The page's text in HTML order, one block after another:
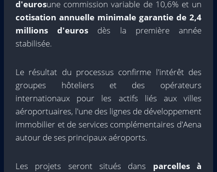
d'eurosune commission variable de 10,6% et un
cotisation annuelle minimale garantie de 2,4
millions d'euros dès la première année
stabilisée.
Le résultat du processus confirme l'intérêt des
groupes hôteliers et des opérateurs
internationaux pour les actifs liés aux villes
aéroportuaires, l'une des lignes de développement
immobilier et de services complémentaires d'Aena
autour de ses principaux aéroports.
Les projets seront situés dans parcelles à